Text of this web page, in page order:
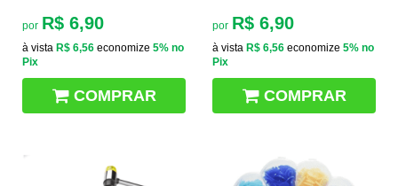
por R$ 6,90
à vista R$ 6,56 economize 5% no
Pix
COMPRAR
por R$ 6,90
à vista R$ 6,56 economize 5% no
Pix
COMPRAR